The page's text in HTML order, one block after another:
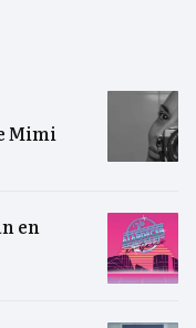
Mimi
en